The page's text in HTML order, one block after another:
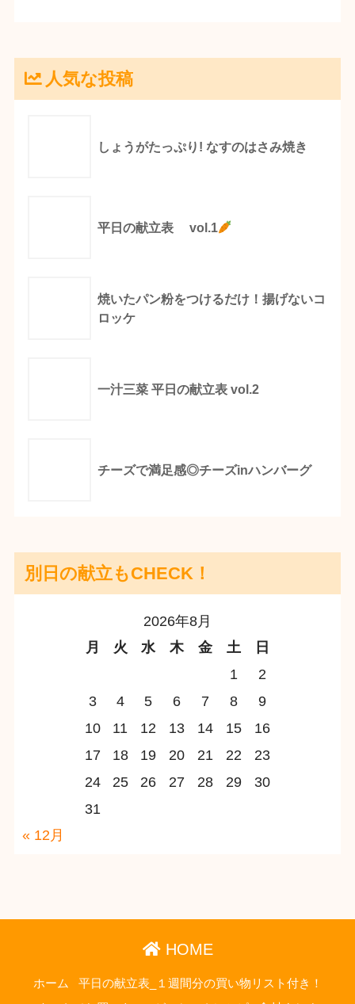
人気な投稿
しょうがたっぷり! なすのはさみ焼き
平日の献立表 vol.1
焼いたパン粉をつけるだけ！揚げないコ
ロッケ
一汁三菜 平日の献立表 vol.2
チーズで満足感◎チーズinハンバーグ
別日の献立もCHECK！
2026年8月
月
火 水 木 金 土
日
1
2
3
4 5 6 7 8
9
10
11 12 13 14 15
16
17
18 19 20 21 22
23
24
25 26 27 28 29
30
31
« 12月
HOME
ホーム
平日の献立表_１週間分の買い物リスト付き！